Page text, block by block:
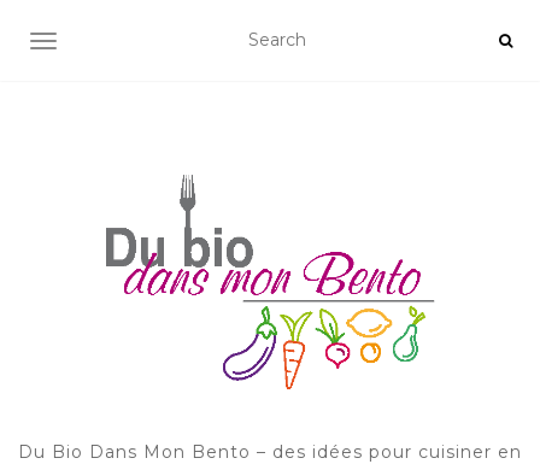
AFFICHER/MASQUER LA NAVIGATION
Du Bio Dans Mon Bento – des idées pour cuisiner en